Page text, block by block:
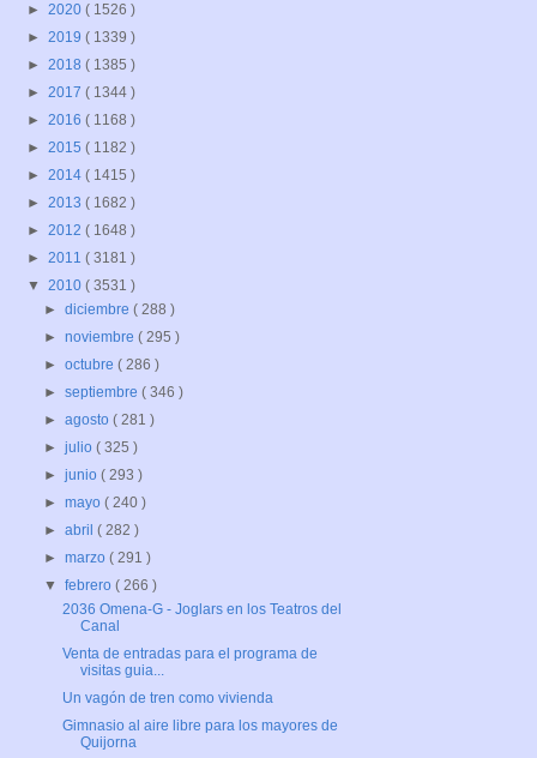
► 2020 ( 1526 )
► 2019 ( 1339 )
► 2018 ( 1385 )
► 2017 ( 1344 )
► 2016 ( 1168 )
► 2015 ( 1182 )
► 2014 ( 1415 )
► 2013 ( 1682 )
► 2012 ( 1648 )
► 2011 ( 3181 )
▼ 2010 ( 3531 )
►diciembre( 288 )
►noviembre( 295 )
►octubre( 286 )
►septiembre( 346 )
►agosto( 281 )
►julio( 325 )
►junio( 293 )
►mayo( 240 )
►abril( 282 )
►marzo( 291 )
▼febrero( 266 )
2036 Omena-G - Joglars en los Teatros del
Canal
Venta de entradas para el programa de
visitas guia...
Un vagón de tren como vivienda
Gimnasio al aire libre para los mayores de
Quijorna